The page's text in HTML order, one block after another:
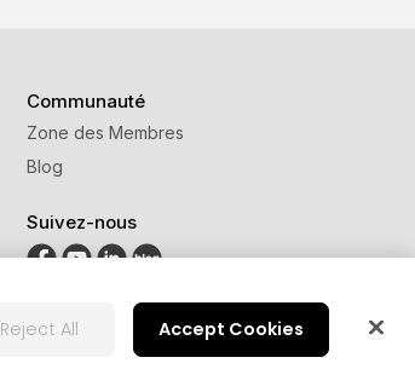
Communauté
Zone des Membres
Blog
Suivez-nous
Reject All Accept Cookies